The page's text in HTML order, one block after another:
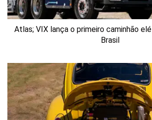
Atlas; VIX lança o primeiro caminhão
Brasil